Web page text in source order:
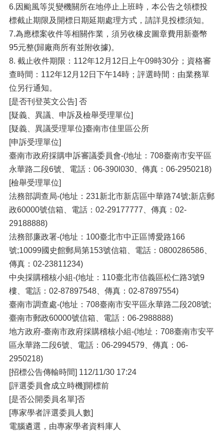
6.因颱風等災變機關所在地停止上班時，本公告之領標投
標截止期限及開標日期延期處理方式，請詳見投標須知。
7.為應標案收件等相關作業，須另收橡皮圖章費用新臺幣
95元整(歸廠商所有並附收據)。
8. 截止收件期限：112年12月12日上午09時30分；資格審
查時間：112年12月12日下午14時；評選時間：由業務單
位另行通知。
[是否刊登英文公告] 否
[疑義、異議、申訴及檢舉受理單位]
[疑義、異議受理單位]臺南市佳里區公所
[申訴受理單位]
臺南市政府採購申訴審議委員會-(地址：708臺南市安平區
永華路二段6號、電話：06-390l030、傳真：06-2950218)
[檢舉受理單位]
法務部調查局-(地址：231新北市新店區中華路74號;新店郵
政60000號信箱、電話：02-29177777、傳真：02-
29188888)
法務部廉政署-(地址：100臺北市中正區博愛路166
號;10099國史館郵局第153號信箱、電話：0800286586、
傳真：02-23811234)
中央採購稽核小組-(地址：110臺北市信義區松仁路3號9
樓、電話：02-87897548、傳真：02-87897554)
臺南市調查處-(地址：708臺南市安平區永華路二段208號;
臺南市郵政60000號信箱、電話：06-2988888)
地方政府-臺南市政府採購稽核小組-(地址：708臺南市安平
區永華路二段6號、電話：06-2994579、傳真：06-
2950218)
[招標公告傳輸時間] 112/11/30 17:24
[評選委員會成立時機]開標前
[是否公開委員名單]否
[專家學者評選委員人數]
電腦遴選，由專家學者資料庫人